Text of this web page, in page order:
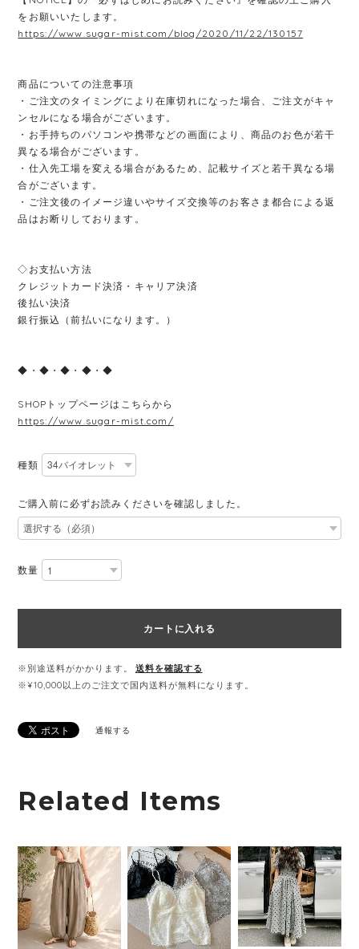
をお願いいたします。
https://www.sugar-mist.com/blog/2020/11/22/130157
商品についての注意事項
・ご注文のタイミングにより在庫切れになった場合、ご注文がキャ
ンセルになる場合がございます。
・お手持ちのパソコンや携帯などの画面により、商品のお色が若干
異なる場合がございます。
・仕入先工場を変える場合があるため、記載サイズと若干異なる場
合がございます。
・ご注文後のイメージ違いやサイズ交換等のお客さま都合による返
品はお断りしております。
◇お支払い方法
クレジットカード決済・キャリア決済
後払い決済
銀行振込（前払いになります。）
◆・◆・◆・◆・◆
SHOPトップページはこちらから
https://www.sugar-mist.com/
種類
ご購入前に必ずお読みくださいを確認しました。
数量
カートに入れる
※別途送料がかかります。
送料を確認する
※¥10,000以上のご注文で国内送料が無料になります。
通報する
Related Items